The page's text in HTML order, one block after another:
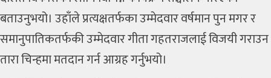
बताउनुभयो। उहाँले प्रत्यक्षतर्फका उम्मेदवारवर्षमान पुन मगरर
समानुपातिकतर्फकी उम्मेदवार गीता गहतराजलाई विजयी गराउन
तारा चिन्हमा मतदान गर्न आग्रह गर्नुभयो।